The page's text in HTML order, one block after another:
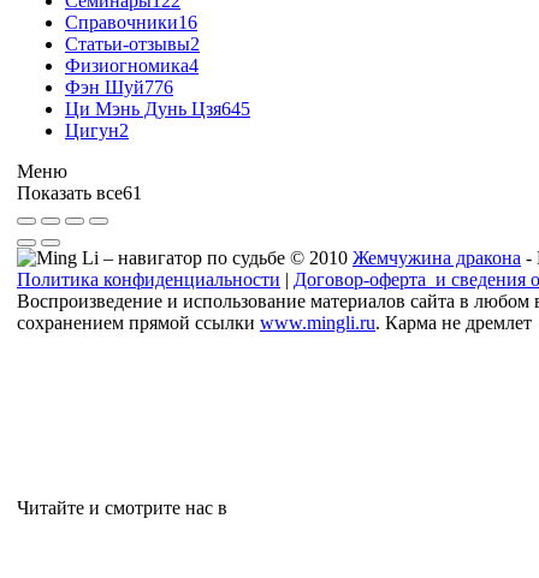
Справочники16
Статьи-отзывы2
Физиогномика4
Фэн Шуй776
Ци Мэнь Дунь Цзя645
Цигун2
Меню
Показать все61
© 2010 Жемчужина дракона -
Политика конфиденциальности | Договор-оферта и сведения
Воспроизведение и использование материалов сайта в
сохранением прямой ссылки www.mingli.ru. Карма не дремлет
Читайте и смотрите нас в